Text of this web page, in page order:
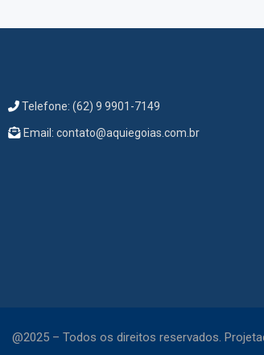
Telefone: (62) 9 9901-7149
Email: contato@aquiegoias.com.br
@2025 – Todos os direitos reservados.